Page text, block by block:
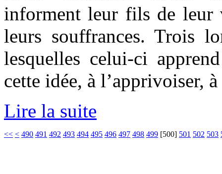
informent leur fils de leur
leurs souffrances. Trois
lesquelles celui-ci
cette idée, à l’apprivoiser, à
Lire la suite
<< < 490 491 492 493 494 495 496 497 498 499 [500] 501 502 503